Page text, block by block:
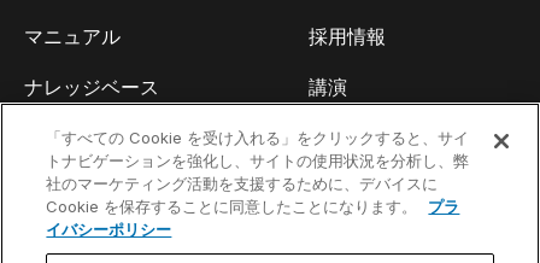
マニュアル
ナレッジベース
think-cell Academy
ビデオチュートリアル
コンテンツハブ
採用情報
講演
イベント
開発者ブログ
「すべての Cookie を受け入れる」をクリックすると、サイ
トナビゲーションを強化し、サイトの使用状況を分析し、弊
社のマーケティング活動を支援するために、デバイスに
Cookie を保存することに同意したことになります。
プラ
イバシーポリシー